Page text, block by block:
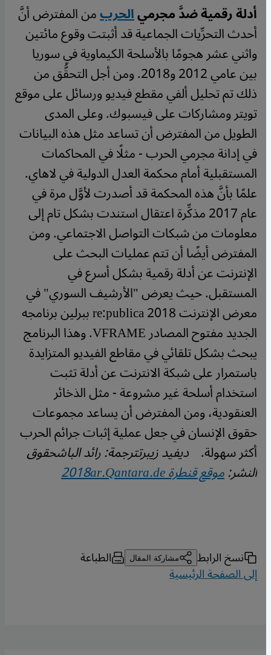
أدلة رقمية ضدَّ مجرميالحربمن المفترض أنَّ
أحدث التحرِّيات الجماعية قد أثبتت وقوع مائتين
واثني عشر هجومًا بالأسلحة الكيماوية في سوريا
بين عامي 2012 و2018. ومن أجل التحقُّق من
ذلك تم تحليل ألفي مقطع فيديو ورسائل على موقع
تويتر ومشاركات على فيسبوك.وعلى المدى
الطويل من المفترض أن تساعد مثل هذه البيانات
في إدانة مجرمي الحرب - مثلًا في المحاكمات
المستقبلية أمام محكمة العدل الدولية في لاهاي.
علمًا بأنَّ هذه المحكمة قد أصدرت لأوَّل مرة في
عام 2017 مذكِّرة اعتقال استندت بشكل تام إلى
معلومات من شبكات التواصل الاجتماعي.ومن
المفترض أيضًا أن تتم عمليات البحث على
الإنترنت عن أدلة رقمية بشكل أسرع في
المستقبل. حيث يعرض "الأرشيف السوري" في
معرض الإنترنت re:publica 2018 ببرلين برنامجه
الجديد مفتوح المصادر VFRAME. وهذا البرنامج
يبحث بشكل تلقائي في مقاطع الفيديو المتزايدة
باستمرار على شبكة الانترنت عن أدلة تثبت
استخدام أسلحة غير مشروعة - مثل الذخائر
العنقودية، ومن المفترض أن يساعد مجموعات
حقوق الإنسان في جعل عملية إثبات جرائم الحرب
أكثر سهولة. ديفيد زيبرتترجمة: رائد الباشحقوق
النشر:موقع قنطرة 2018ar.Qantara.de
نسخ الرابط مشاركة المقال الطباعة
إلى الصفحة الرئيسية